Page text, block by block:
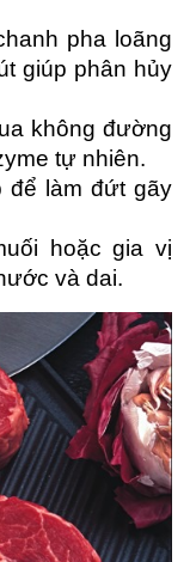
pha loãng
giúp phân hủy
không đường
tự nhiên.
để làm đứt gãy
hoặc gia vị
và dai.